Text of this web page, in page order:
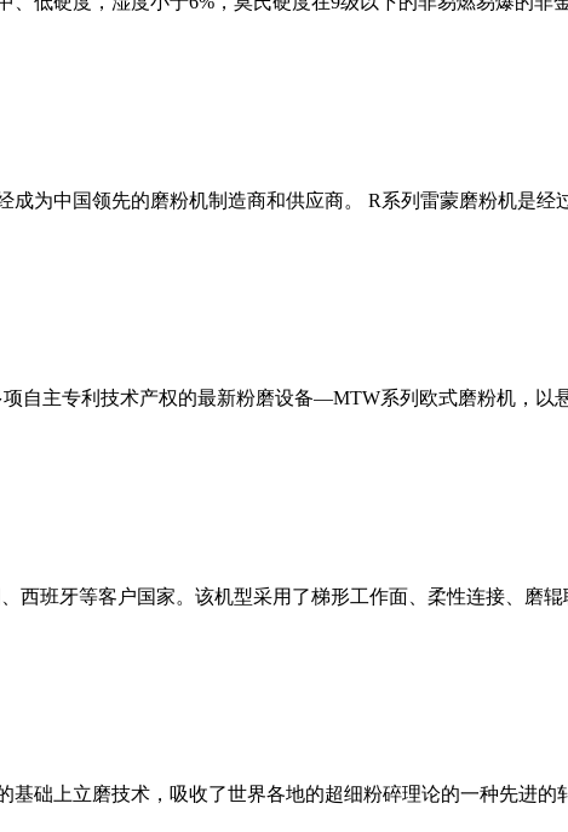
为中国领先的磨粉机制造商和供应商。 R系列雷蒙磨粉机是
自主专利技术产权的最新粉磨设备—MTW系列欧式磨粉机，以
西班牙等客户国家。该机型采用了梯形工作面、柔性连接、磨
础上立磨技术，吸收了世界各地的超细粉碎理论的一种先进